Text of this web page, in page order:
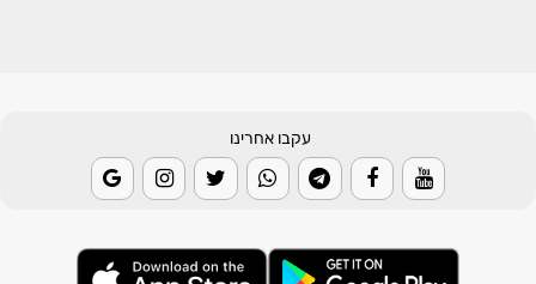
עקבו אחרינו